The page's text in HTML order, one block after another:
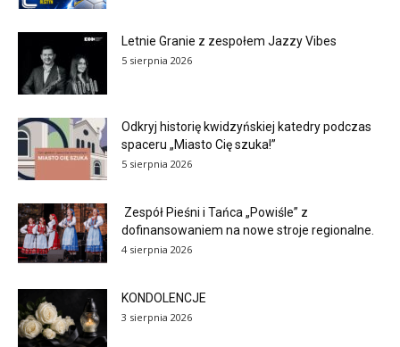
Letnie Granie z zespołem Jazzy Vibes
5 sierpnia 2026
Odkryj historię kwidzyńskiej katedry podczas
spaceru „Miasto Cię szuka!”
5 sierpnia 2026
Zespół Pieśni i Tańca „Powiśle” z
dofinansowaniem na nowe stroje regionalne.
4 sierpnia 2026
KONDOLENCJE
3 sierpnia 2026